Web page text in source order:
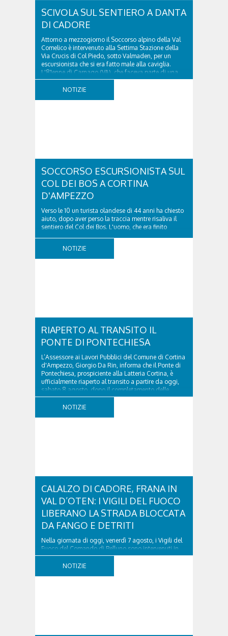
SCIVOLA SUL SENTIERO A DANTA
DI CADORE
Attorno a mezzogiorno il Soccorso alpino della Val
Comelico è intervenuto alla Settima Stazione della
Via Crucis di Col Piedo, sotto Valmaden, per un
escursionista che si era fatto male alla caviglia.
L'81enne di Carnago (VA), che faceva parte di una
comitiva e aveva riportato un trauma...
NOTIZIE
SOCCORSO ESCURSIONISTA SUL
COL DEI BOS A CORTINA
D'AMPEZZO
Verso le 10 un turista olandese di 44 anni ha chiesto
aiuto, dopo aver perso la traccia mentre risaliva il
sentiero del Col dei Bos. L'uomo, che era finito
Torri del Falzarego, era...
NOTIZIE
RIAPERTO AL TRANSITO IL
PONTE DI PONTECHIESA
L’Assessore ai Lavori Pubblici del Comune di Cortina
d'Ampezzo, Giorgio Da Rin, informa che il Ponte di
Pontechiesa, prospiciente alla Latteria Cortina, è
ufficialmente riaperto al transito a partire da oggi,
sabato 8 agosto, dopo il completamento delle
verifiche e il positivo collaudo...
NOTIZIE
CALALZO DI CADORE, FRANA IN
VAL D’OTEN: I VIGILI DEL FUOCO
LIBERANO LA STRADA BLOCCATA
DA FANGO E DETRITI
Nella giornata di oggi, venerdì 7 agosto, i Vigili del
Fuoco del Comando di Belluno sono intervenuti in
località Diassa, in Val d’Oten, nel comune di Calalzo
di Cadore, per liberare una strada rimasta bloccata
NOTIZIE